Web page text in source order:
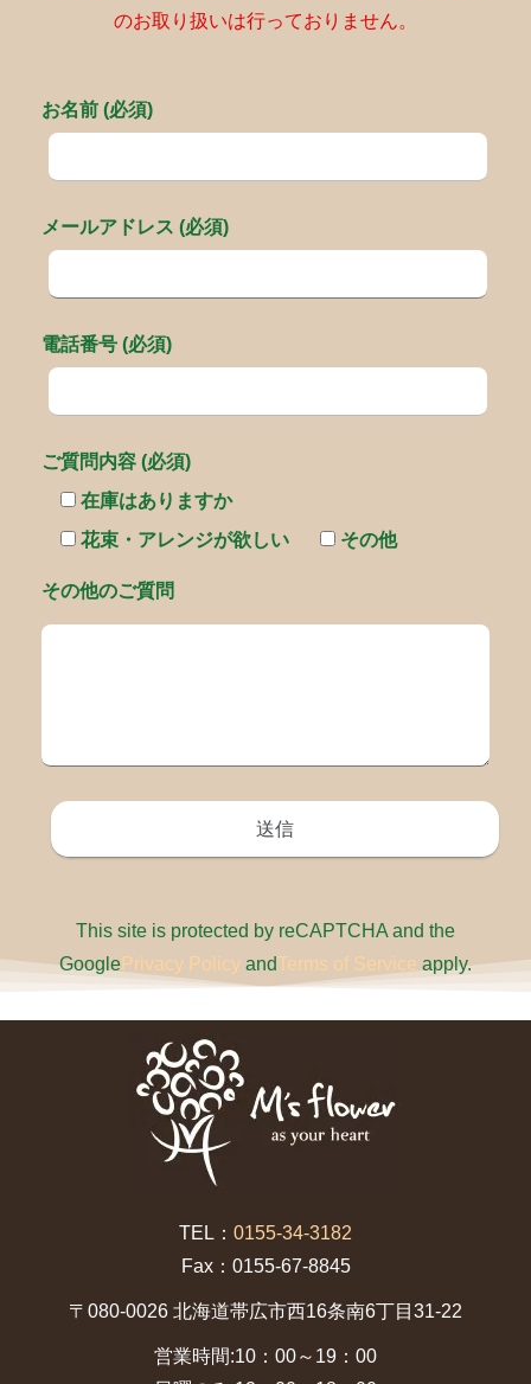
のお取り扱いは行っておりません。
お名前 (必須)
メールアドレス (必須)
電話番号 (必須)
ご質問内容 (必須)
在庫はありますか
花束・アレンジが欲しい
その他
その他のご質問
This site is protected by reCAPTCHA and the
GooglePrivacy Policy andTerms of Service apply.
TEL： 0155-34-3182
Fax：0155-67-8845
〒080-0026 北海道帯広市西16条南6丁目31-22
営業時間:10：00～19：00